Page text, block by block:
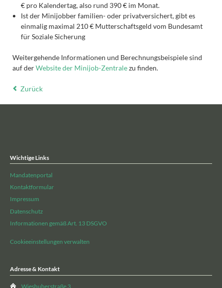
€ pro Kalendertag, also rund 390 € im Monat.
Ist der Minijobber familien- oder privatversichert, gibt es
einmalig maximal 210 € Mutterschaftsgeld vom Bundesamt
für Soziale Sicherung
Weitergehende Informationen und Berechnungsbeispiele sind
auf derWebsite der Minijob-Zentralezu finden.
Zurück
Wichtige Links
Mandatenportal
Kontaktformular
Impressum
Datenschutz
Informationen gemäß Art. 13 DSGVO
Cookieeinstellungen verwalten
Adresse & Kontakt
Wieshuberstraße 3